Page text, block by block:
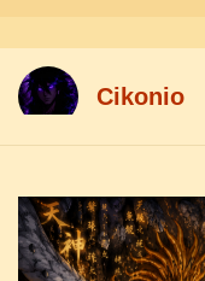
Cikоnio